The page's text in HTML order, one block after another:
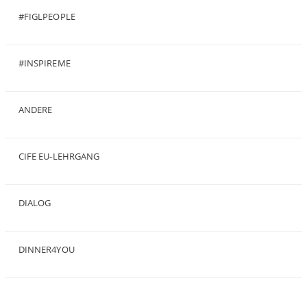
#FIGLPEOPLE
#INSPIREME
ANDERE
CIFE EU-LEHRGANG
DIALOG
DINNER4YOU